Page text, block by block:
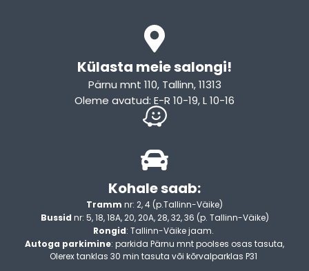
Külasta meie salongi!
Pärnu mnt 110, Tallinn, 11313
Oleme avatud: E-R 10-19, L 10-16
Kohale saab:
Tramm nr: 2, 4 (p.Tallinn-Väike)
Bussid nr: 5, 18, 18A, 20, 20A, 28, 32, 36 (p. Tallinn-Väike)
Rongid: Tallinn-Väike jaam.
Autoga parkimine: parkida Pärnu mnt poolses osas tasuta,
Olerex tanklas 30 min tasuta või kõrvalparklas P31